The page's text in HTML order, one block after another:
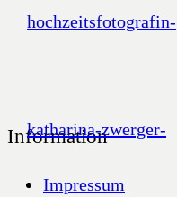
Information
Impressum